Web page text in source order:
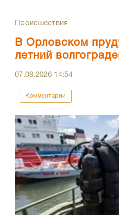
Происшествия
В Орловском
летний
07.08.2026 14:54
Комментарии